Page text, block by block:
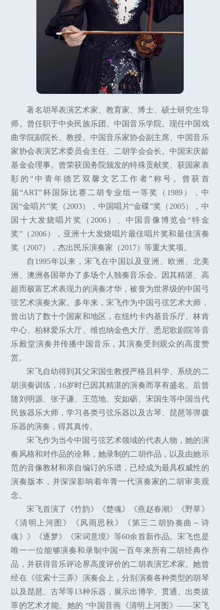
著名胡琴表演艺术家、教育家、博士、硕士研究生导
师。曾任职于中央民族乐团、中国音乐学院。现任中国戏
曲学院副院长、教授。中国音乐家协会副主席、中国音乐
家协会表演艺术委员会主任、二胡学会会长。中国宋庆龄
基金会理事。曾荣获国务院颁发的特殊贡献奖、获国家表
彰的“中青年德艺双馨文艺工作者”称号。曾获首
届“ART”杯国际比赛二胡专业组一等奖（1989），中
国“金唱片”奖（2003），中国唱片“金碟”奖（2005），中
国十大发烧唱片奖（2006）、中国音像博览会“特金
奖”（2006），亚洲十大发烧唱片最佳唱片奖和最佳演奏
奖（2007），杰出民乐演奏家（2017）等重大奖项。
自1995年以来，宋飞在中国以及亚洲、欧洲、北美
洲、澳洲各国举办了多场个人独奏音乐会。因其精湛、高
超而极富艺术表现力的演奏才华，被誉为世界级的中国弓
弦艺术演奏大家。多年来，宋飞作为中国弓弦艺术大师，
曾出访了数十个国家和地区，在纽约卡内基音乐厅、林肯
中心、柏林爱乐大厅、维也纳金色大厅、悉尼歌剧院等音
乐殿堂演奏并传播中国音乐，其演奏受到观众的高度赞
赏。
宋飞自幼得到其父宋国生教授严格且科学、系统的二
胡演奏训练，16岁时已因其精湛的演奏而享有盛名。后曾
随刘明源、张子谦、王范地、安如砺、宋国生等中国当代
民族器乐大师，学习各类弓弦乐器以及古琴、琵琶等弹拨
乐器的演奏，得其真传。
宋飞作为当今中国弓弦艺术领域的代表人物，她的演
奏风格和对作品的诠释，她录制的二胡作品，以及由她示
范的音像教材和亲自编订的乐谱，已经成为最具权威性的
演奏版本，并深深影响着年青一代演奏家的二胡审美观
念。
宋飞首演了《竹韵》《楚魂》《燕赵春潮》《野草》
《清明上河图》《风雨思秋》《第三二胡协奏曲～诗
魂》》《逐梦》《宋词意境》等60余首新作品。宋飞也是
唯一一位能够演奏和录制中国一百年来所有二胡经典作
品，并获得音乐评论界高度评价的二胡表演艺术家。她曾
经在《弦索十三弄》演奏会上，分别演奏各种类型的胡琴
以及琵琶、古琴等13种乐器，展示出博学、贯通、出类拔
萃的艺术才能。她的 “中国音画《清明上河图》——宋飞